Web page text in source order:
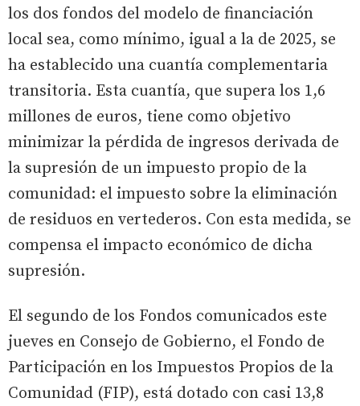
los dos fondos del modelo de financiación
local sea, como mínimo, igual a la de 2025, se
ha establecido una cuantía complementaria
transitoria. Esta cuantía, que supera los 1,6
millones de euros, tiene como objetivo
minimizar la pérdida de ingresos derivada de
la supresión de un impuesto propio de la
comunidad: el impuesto sobre la eliminación
de residuos en vertederos. Con esta medida, se
compensa el impacto económico de dicha
supresión.
El segundo de los Fondos comunicados este
jueves en Consejo de Gobierno, el Fondo de
Participación en los Impuestos Propios de la
Comunidad (FIP), está dotado con casi 13,8